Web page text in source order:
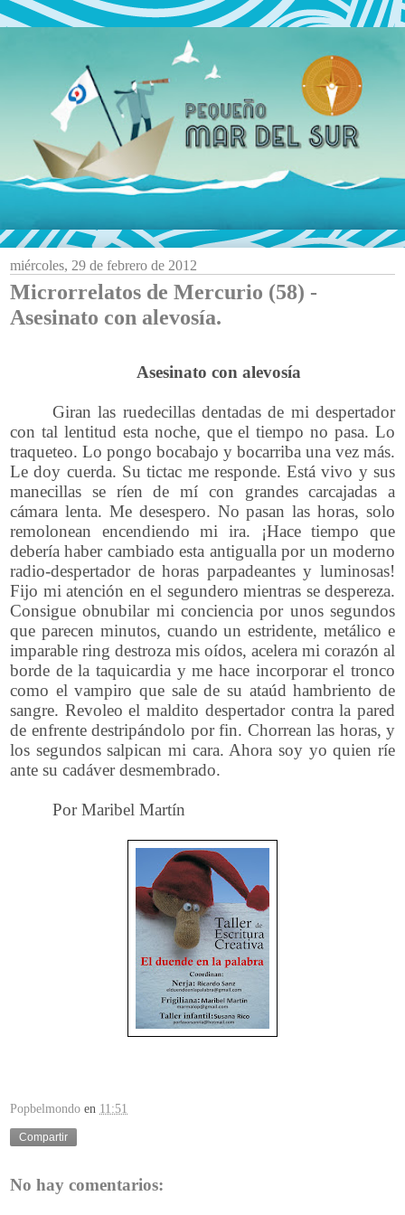
miércoles, 29 de febrero de 2012
Microrrelatos de Mercurio (58) -
Asesinato con alevosía.
Asesinato con alevosía
Giran las ruedecillas dentadas de mi despertador
con tal lentitud esta noche, que el tiempo no pasa. Lo
traqueteo. Lo pongo bocabajo y bocarriba una vez más.
Le doy cuerda. Su tictac me responde. Está vivo y sus
manecillas se ríen de mí con grandes carcajadas a
cámara lenta. Me desespero. No pasan las horas, solo
remolonean encendiendo mi ira. ¡Hace tiempo que
debería haber cambiado esta antigualla por un moderno
radio-despertador de horas parpadeantes y luminosas!
Fijo mi atención en el segundero mientras se despereza.
Consigue obnubilar mi conciencia por unos segundos
que parecen minutos, cuando un estridente, metálico e
imparable ring destroza mis oídos, acelera mi corazón al
borde de la taquicardia y me hace incorporar el tronco
como el vampiro que sale de su ataúd hambriento de
sangre. Revoleo el maldito despertador contra la pared
de enfrente destripándolo por fin. Chorrean las horas, y
los segundos salpican mi cara. Ahora soy yo quien ríe
ante su cadáver desmembrado.
Por Maribel Martín
Popbelmondo en 11:51
Compartir
No hay comentarios: